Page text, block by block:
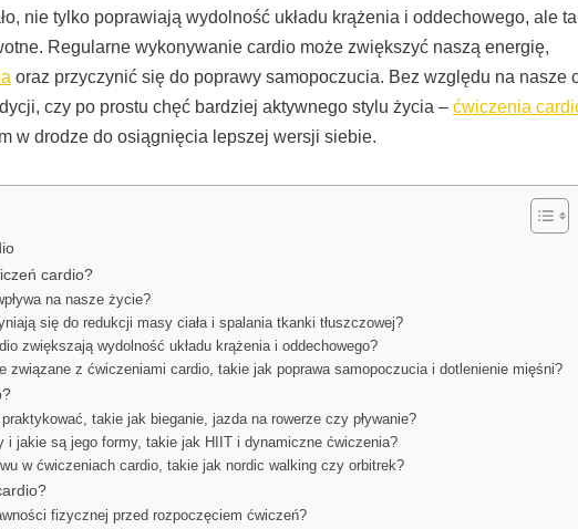
nie tylko poprawiają wydolność układu krążenia i oddechowego, ale
Regularne wykonywanie cardio może zwiększyć naszą energię,
oraz przyczynić się do poprawy samopoczucia. Bez względu na nasze
czy po prostu chęć bardziej aktywnego stylu życia – ćwiczenia
w drodze do osiągnięcia lepszej wersji siebie.
cardio?
na nasze życie?
się do redukcji masy ciała i spalania tkanki tłuszczowej?
zwiększają wydolność układu krążenia i oddechowego?
związane z ćwiczeniami cardio, takie jak poprawa samopoczucia i dotlenienie mięśni?
takie jak bieganie, jazda na rowerze czy pływanie?
i jakie są jego formy, takie jak HIIT i dynamiczne ćwiczenia?
w ćwiczeniach cardio, takie jak nordic walking czy orbitrek?
fizycznej przed rozpoczęciem ćwiczeń?